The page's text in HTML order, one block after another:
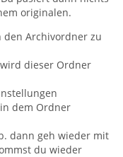
originalen.
den Archivordner zu
dieser Ordner
dem Ordner
dann geh wieder mit
du wieder